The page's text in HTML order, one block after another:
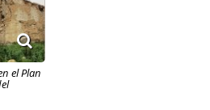
el Plan